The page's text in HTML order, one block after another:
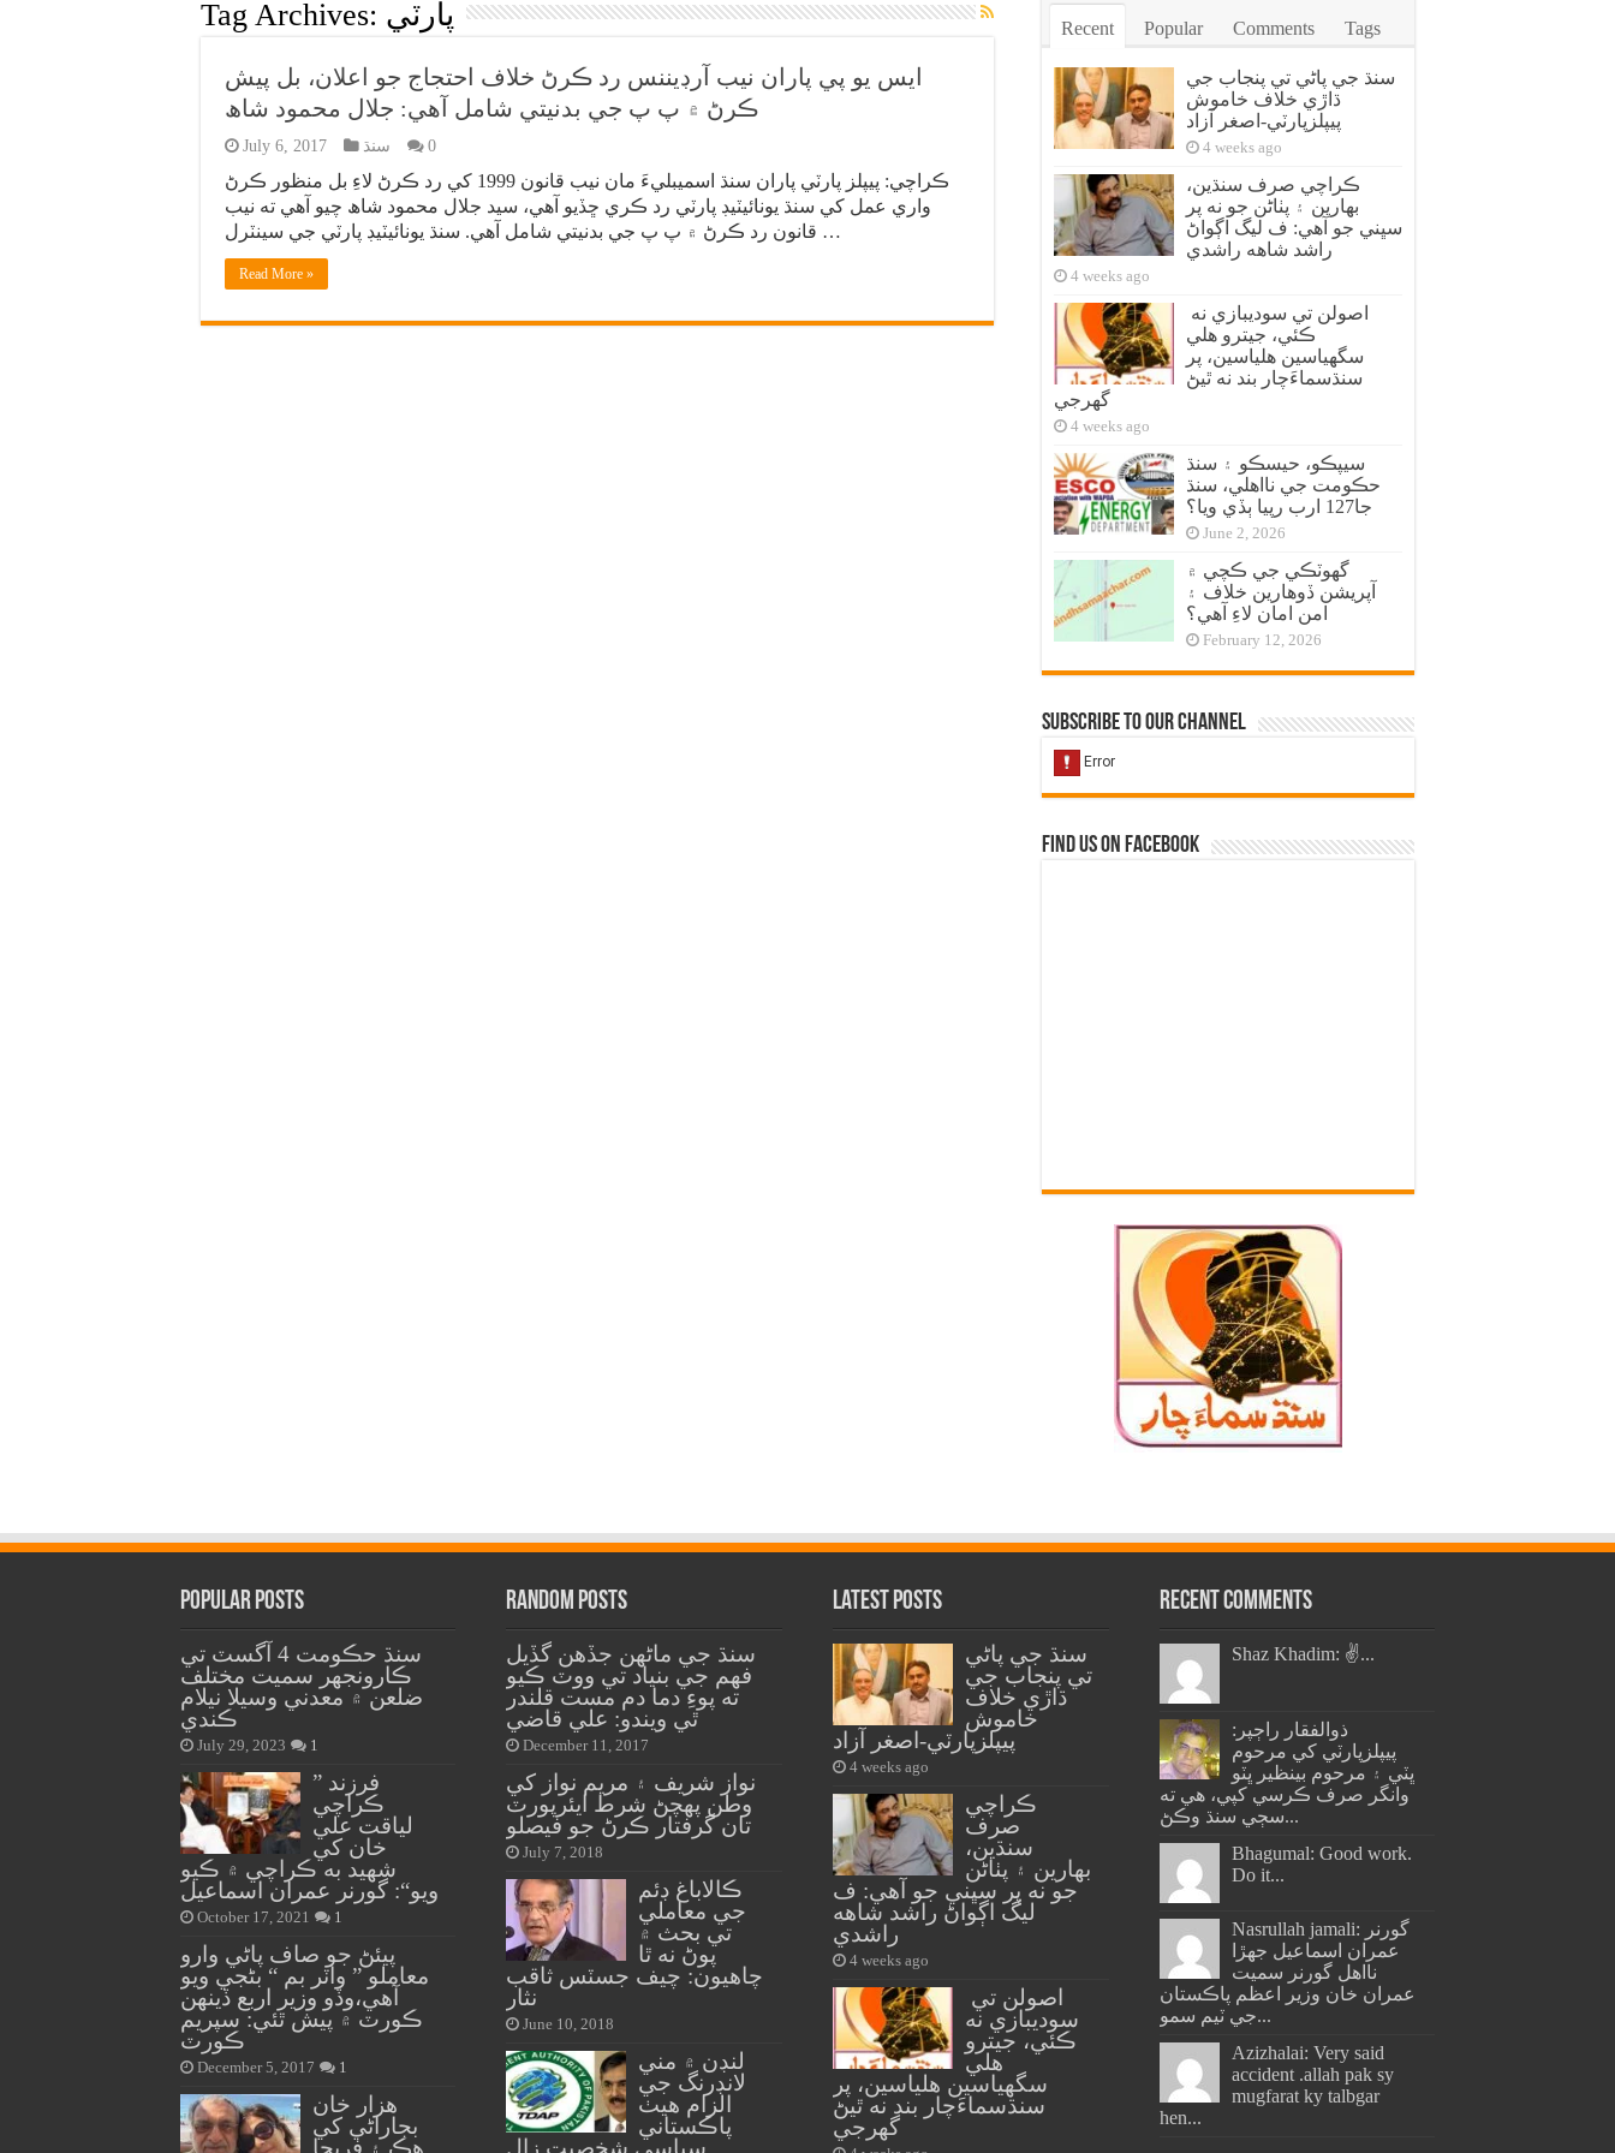
Tag Archives: پارٽي
ايس يو پي پاران نيب آرڊيننس رد ڪرڻ خلاف احتجاج جو اعلان، بل پيش
ڪرڻ ۾ پ پ جي بدنيتي شامل آهي: جلال محمود شاھ
July 6, 2017 سنڌ 0
ڪراچي: پيپلز پارٽي پاران سنڌ اسميبليءَ مان نيب قانون 1999 کي رد ڪرڻ لاءِ بل منظور ڪرڻ
واري عمل کي سنڌ يونائيٽيڊ پارٽي رد ڪري ڇڏيو آهي، سيد جلال محمود شاھ چيو آهي ته نيب
قانون رد ڪرڻ ۾ پ پ جي بدنيتي شامل آهي. سنڌ يونائيٽيڊ پارٽي جي سينٽرل …
Read More »
Recent Popular Comments Tags
سنڌ جي پاڻي تي پنجاب جي
ڌاڙي خلاف خاموش
پيپلزپارٽي-اصغر آزاد
4 weeks ago
ڪراچي صرف سنڌين،
بهارين ۽ پٺاڻن جو نه پر
سڀني جو آهي: ف ليگ اڳواڻ
راشد شاهه راشدي
4 weeks ago
ڪئي، جيترو هلي
سگهياسين هلياسين، پر
سنڌسماءَچار بند نه ٿيڻ
گهرجي
4 weeks ago
سيپڪو، حيسڪو ۽ سنڌ
حڪومت جي نااهلي، سنڌ
جا127 ارب رپيا ٻڏي ويا؟
June 2, 2026
گهوٽڪي جي ڪچي ۾
آپريشن ڏوهارين خلاف ۽
امن امان لاءِ آهي؟
February 12, 2026
Subscribe to our Channel
Find us on Facebook
Popular Posts
سنڌ حڪومت 4 آگسٽ تي
ڪارونجهر سميت مختلف
ضلعن ۾ معدني وسيلا نيلام
ڪندي
July 29, 2023 1
” فرزند
ڪراچي
لياقت علي
خان کي
شهيد به ڪراچي ۾ ڪيو
ويو“: گورنر عمران اسماعيل
October 17, 2021 1
پيئڻ جو صاف پاڻي وارو
معاملو ” واٽر بم “ بڻجي ويو
آهي،وڏو وزير اربع ڏينهن
ڪورٽ ۾ پيش ٿئي: سپريم
ڪورٽ
December 5, 2017 1
هزار خان
بجاراڻي کي
هڪ ۽ فريحا
Random Posts
سنڌ جي ماڻهن جڏهن گڏيل
فهم جي بنياد تي ووٽ ڪيو
ته پوءِ دما دم مست قلندر
ٿي ويندو: علي قاضي
December 11, 2017
نواز شريف ۽ مريم نواز کي
وطن پهچڻ شرط ايئرپورٽ
تان گرفتار ڪرڻ جو فيصلو
July 7, 2018
ڪالاباغ ڊئم
جي معاملي
تي بحث ۾
پوڻ نه ٿا
چاهيون: چيف جسٽس ثاقب
نثار
June 10, 2018
لنڊن ۾ مني
لانڊرنگ جي
الزام هيٺ
پاڪستاني
سياسي شخصيت زال
Latest Posts
سنڌ جي پاڻي
تي پنجاب جي
ڌاڙي خلاف
خاموش
پيپلزپارٽي-اصغر آزاد
4 weeks ago
ڪراچي
صرف
سنڌين،
بهارين ۽ پٺاڻن
جو نه پر سڀني جو آهي: ف
ليگ اڳواڻ راشد شاهه
راشدي
4 weeks ago
سوديبازي نه
ڪئي، جيترو
هلي
سگهياسين هلياسين، پر
سنڌسماءَچار بند نه ٿيڻ
گهرجي
Recent Comments
Shaz Khadim: ✌️...
ذوالفقار راڄپر:
پيپلزپارٽي کي مرحوم
ڀٽي ۽ مرحوم بينظير ڀٽو
وانگر صرف ڪرسي کپي، هي ته
سڄي سنڌ وڪڻ...
Bhagumal: Good work.
Do it...
Nasrullah jamali: گورنر
عمران اسماعيل جھڙا
نااهل گورنر سميت
عمران خان وزير اعظم پاڪستان
جي ٽيم سمو...
Azizhalai: Very said
accident .allah pak sy
mugfarat ky talbgar
hen...